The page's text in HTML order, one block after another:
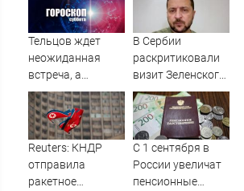
Тельцов ждет
неожиданная
встреча, а
Стрельцов –
начало новых
отношений:
гороскоп на
В Сербии
раскритиковали
визит Зеленского
в Белград
Reuters: КНДР
отправила
ракетное
С 1 сентября в
России увеличат
пенсионные